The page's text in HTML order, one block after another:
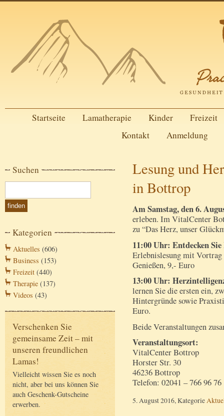
Startseite Lamatherapie Kinder
Freizeit
Kontakt
Anmeldung
Suchen
Kategorien
Aktuelles (606)
Business (153)
Freizeit (440)
Therapie (137)
Videos (43)
Verschenken Sie
gemeinsame Zeit – mit
unseren freundlichen
Lamas!
Vielleicht wissen Sie es noch
nicht, aber bei uns können Sie
auch Geschenk-Gutscheine
erwerben.
Lesung und
in Bottrop
Am Samstag, den 6.
erleben. Im VitalCenter
zu “Das Herz, unser
11:00 Uhr: Entdecken
Erlebnislesung mit
Genießen, 9,- Euro
13:00 Uhr:
lernen Sie die ersten ein,
Hintergründe sowie
Euro.
Beide Veranstaltungen
Veranstaltungsort:
VitalCenter Bottrop
Horster Str. 30
46236 Bottrop
Telefon: 02041 – 766 96 76
5. August 2016, Kategorie